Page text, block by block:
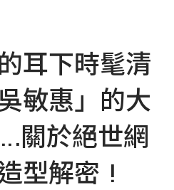
耳下時髦清
敏惠」的大
關於絕世網
型解密 !